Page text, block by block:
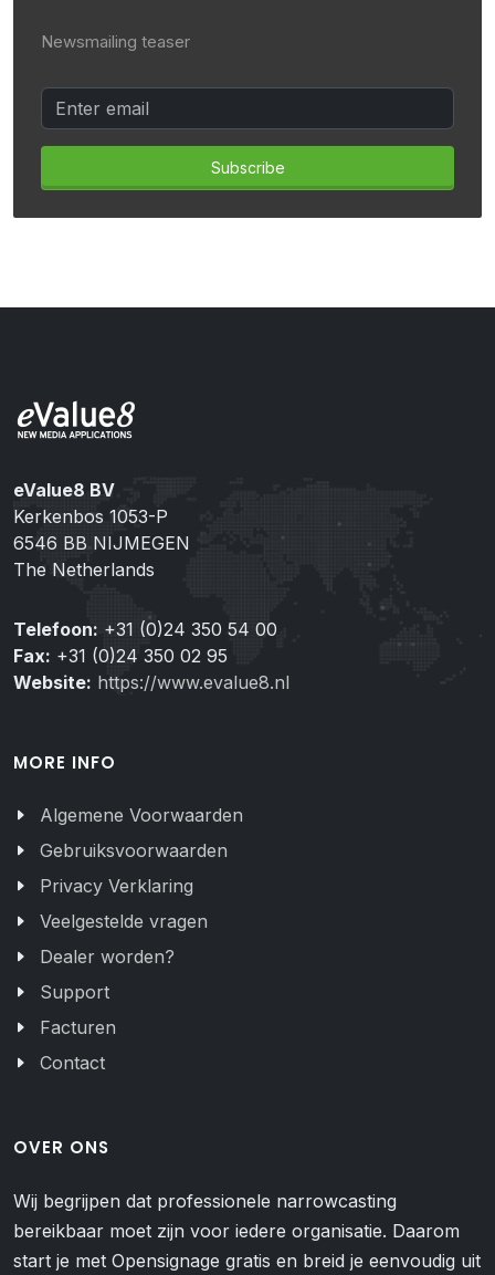
Newsmailing teaser
Subscribe
eValue8 BV
Kerkenbos 1053-P
6546 BB NIJMEGEN
The Netherlands
Telefoon: +31 (0)24 350 54 00
Fax: +31 (0)24 350 02 95
Website: https://www.evalue8.nl
MORE INFO
Algemene Voorwaarden
Gebruiksvoorwaarden
Privacy Verklaring
Veelgestelde vragen
Dealer worden?
Support
Facturen
Contact
OVER ONS
Wij begrijpen dat professionele narrowcasting
bereikbaar moet zijn voor iedere organisatie. Daarom
start je met Opensignage gratis en breid je eenvoudig uit